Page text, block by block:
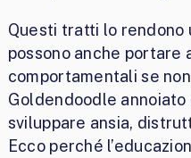
Questi tratti lo rendono
possono anche portare
comportamentali se
Goldendoodle
sviluppare ansia,
Ecco perché